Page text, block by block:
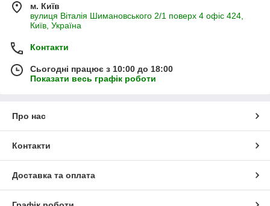
м. Київ
вулиця Віталія Шимановського 2/1 поверх 4 офіс 424,
Київ, Україна
Контакти
Сьогодні працює з 10:00 до 18:00
Показати весь графік роботи
Про нас
Контакти
Доставка та оплата